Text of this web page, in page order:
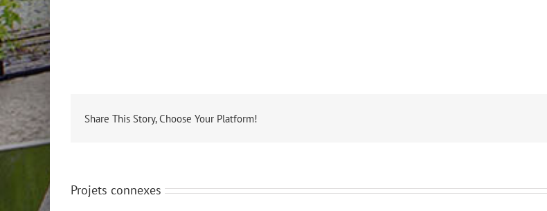
Share This Story, Choose Your Platform!
Projets connexes